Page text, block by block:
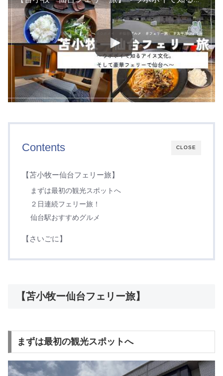
CLOSE
Contents
【苫小牧ー仙台フェリー旅】
まずは最初の観光スポットへ
２日連続フェリー旅！
仙台駅おすすめグルメ
【さいごに】
【苫小牧ー仙台フェリー旅】
まずは最初の観光スポットへ